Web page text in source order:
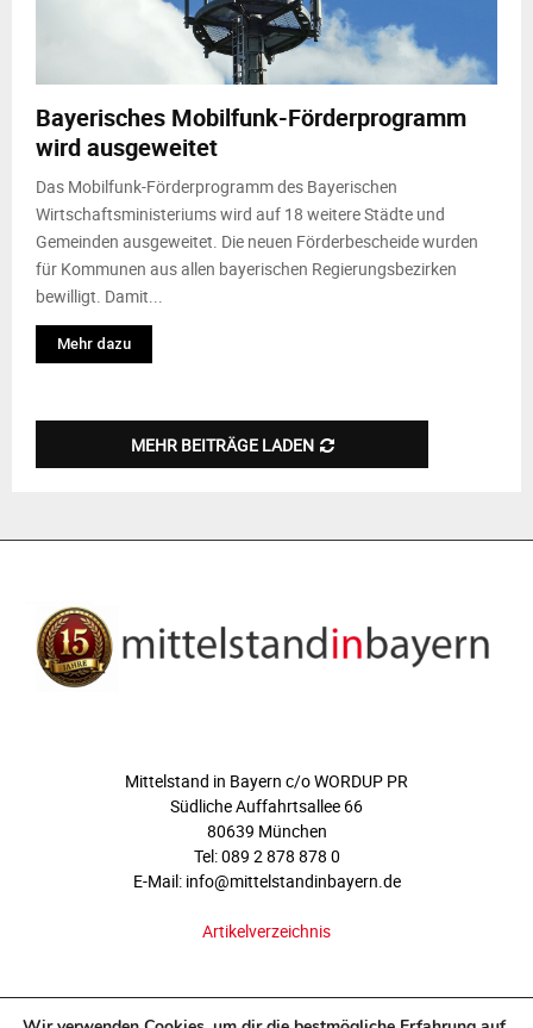
Bayerisches Mobilfunk-Förderprogramm
wird ausgeweitet
Das Mobilfunk-Förderprogramm des Bayerischen
Wirtschaftsministeriums wird auf 18 weitere Städte und
Gemeinden ausgeweitet. Die neuen Förderbescheide wurden
für Kommunen aus allen bayerischen Regierungsbezirken
bewilligt. Damit...
Mehr dazu
MEHR BEITRÄGE LADEN
Mittelstand in Bayern c/o WORDUP PR
Südliche Auffahrtsallee 66
80639 München
Tel: 089 2 878 878 0
E-Mail: info@mittelstandinbayern.de
Artikelverzeichnis